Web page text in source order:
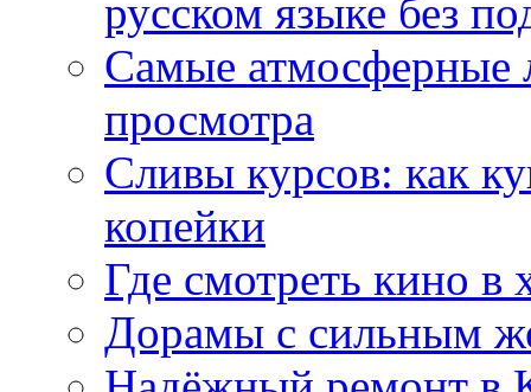
русском языке без
Самые атмосферные
просмотра
Сливы курсов: как
копейки
Где смотреть кино в
Дорамы с сильным